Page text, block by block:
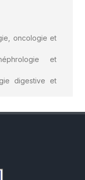
oncologie et
et
digestive et